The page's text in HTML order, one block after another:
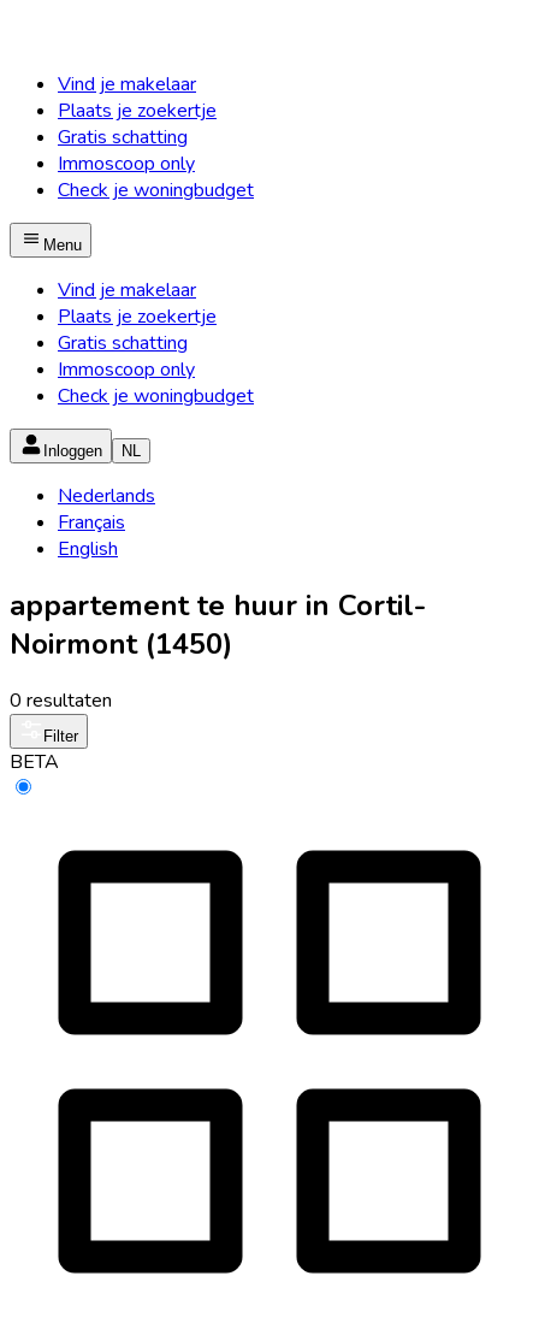
Vind je makelaar
Plaats je zoekertje
Gratis schatting
Immoscoop only
Check je woningbudget
Menu
Vind je makelaar
Plaats je zoekertje
Gratis schatting
Immoscoop only
Check je woningbudget
Inloggen NL
Nederlands
Français
English
appartement te huur in Cortil-
Noirmont (1450)
0 resultaten
Filter
BETA